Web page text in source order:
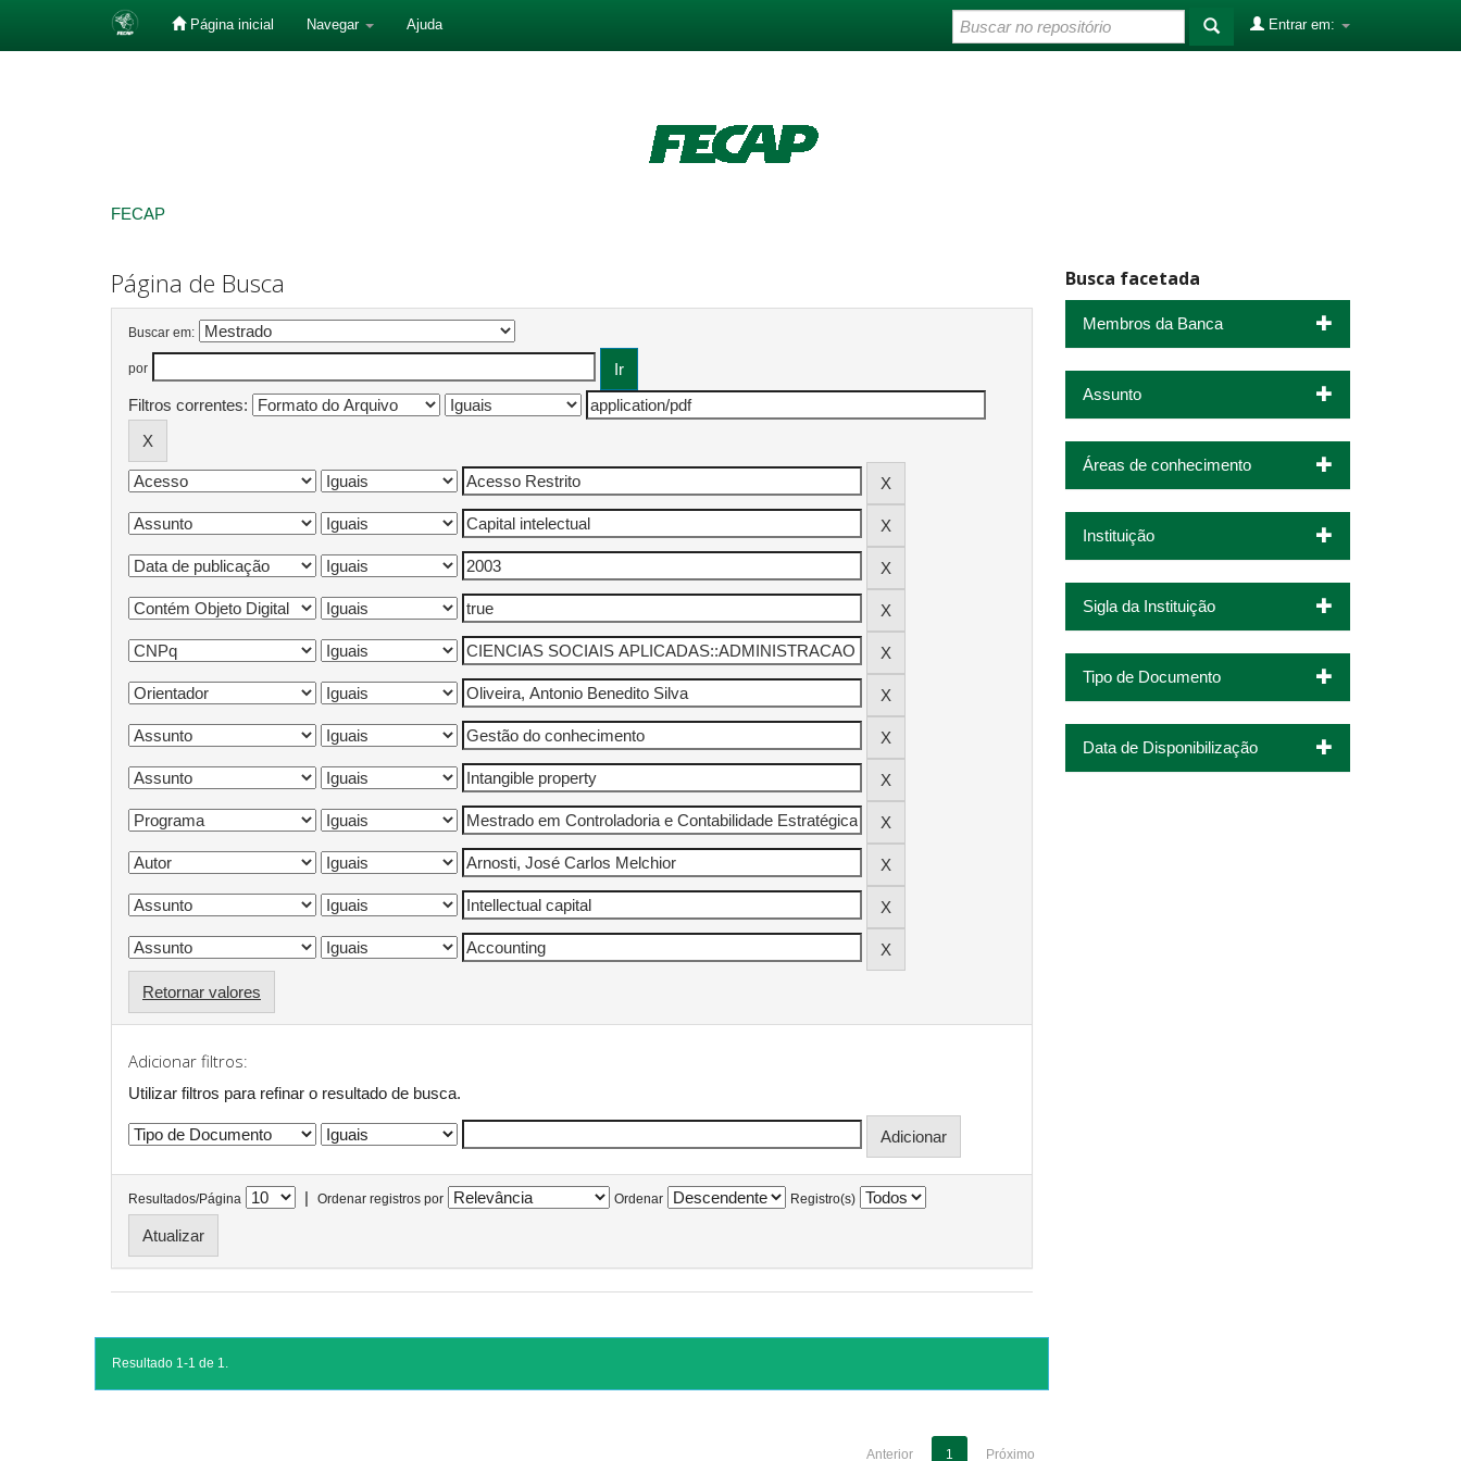
Página inicial Navegar Ajuda Entrar em:
FECAP
Página de Busca
Buscar em:
por
Filtros correntes:
Retornar valores
Adicionar filtros:
Utilizar filtros para refinar o resultado de busca.
Resultados/Página | Ordenar registros por Ordenar Registro(s)
Resultado 1-1 de 1.
Anterior 1 Próximo
Busca facetada
Membros da Banca
Assunto
Áreas de conhecimento
Instituição
Sigla da Instituição
Tipo de Documento
Data de Disponibilização